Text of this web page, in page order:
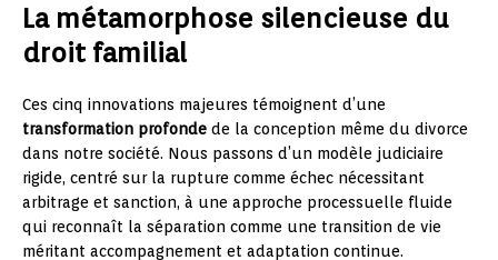
La métamorphose silencieuse du
droit familial
Ces cinq innovations majeures témoignent d’une
transformation profonde de la conception même du divorce
dans notre société. Nous passons d’un modèle judiciaire
rigide, centré sur la rupture comme échec nécessitant
arbitrage et sanction, à une approche processuelle fluide
qui reconnaît la séparation comme une transition de vie
méritant accompagnement et adaptation continue.